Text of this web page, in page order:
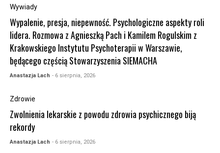
Wywiady
Wypalenie, presja, niepewność. Psychologiczne aspekty roli
lidera. Rozmowa z Agnieszką Pach i Kamilem Rogulskim z
Krakowskiego Instytutu Psychoterapii w Warszawie,
będącego częścią Stowarzyszenia SIEMACHA
Anastazja Lach - 6 sierpnia, 2026
Zdrowie
Zwolnienia lekarskie z powodu zdrowia psychicznego biją
rekordy
Anastazja Lach - 6 sierpnia, 2026